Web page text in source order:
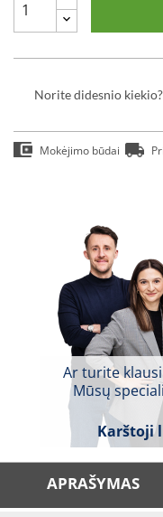
Norite didesnio kiekio?
Mokėjimo būdai
Ar turite
Mūsų
Karštoji
APRAŠYMAS